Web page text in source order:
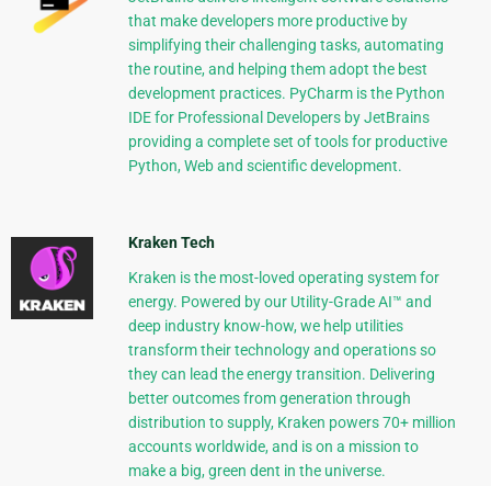
that make developers more productive by
simplifying their challenging tasks, automating
the routine, and helping them adopt the best
development practices. PyCharm is the Python
IDE for Professional Developers by JetBrains
providing a complete set of tools for productive
Python, Web and scientific development.
Kraken Tech
Kraken is the most-loved operating system for
energy. Powered by our Utility-Grade AI™ and
deep industry know-how, we help utilities
transform their technology and operations so
they can lead the energy transition. Delivering
better outcomes from generation through
distribution to supply, Kraken powers 70+ million
accounts worldwide, and is on a mission to
make a big, green dent in the universe.